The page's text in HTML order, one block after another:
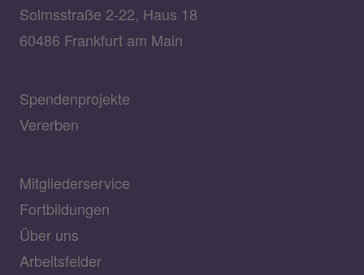
Solmsstraße 2-22, Haus 18
60486 Frankfurt am Main
Spendenprojekte
Vererben
Mitgliederservice
Fortbildungen
Über uns
Arbeitsfelder